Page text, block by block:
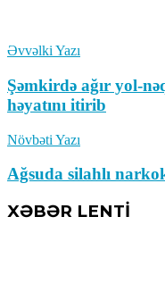
Əvvəlki Yazı
Şəmkirdə ağır yol-
həyatını itirib
Növbəti Yazı
Ağsuda silahlı
XƏBƏR LENTİ